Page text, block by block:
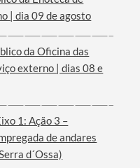
| dia 09 de agosto
da Oficina das
externo | dias 08 e
1: Ação 3 –
de andares
d´Ossa)